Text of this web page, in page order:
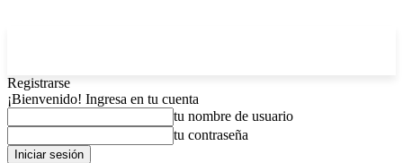
Registrarse
¡Bienvenido! Ingresa en tu cuenta
tu nombre de usuario
tu contraseña